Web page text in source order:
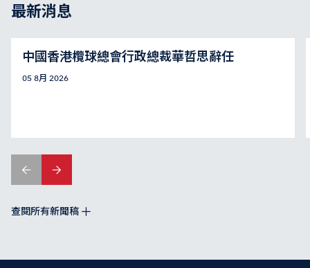
最新消息
中國香港欖球總會行政總裁華哲思辭任
05 8月 2026
查閱所有新聞稿